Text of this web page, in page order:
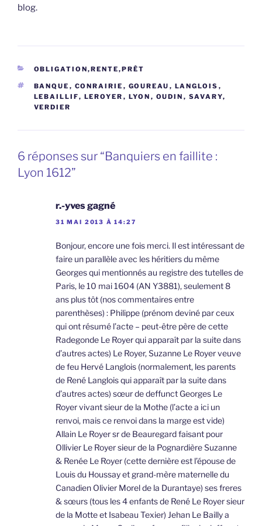
blog.
CATÉGORIES
OBLIGATION,RENTE,PRÊT
ÉTIQUETTES
BANQUE , CONRAIRIE , GOUREAU , LANGLOIS ,
LEBAILLIF, LEROYER , LYON , OUDIN , SAVARY,
VERDIER
6 réponses sur “Banquiers en faillite :
Lyon 1612”
r.-yves gagné
31 MAI 2013 À 14:27
Bonjour, encore une fois merci. Il est intéressant de
faire un parallèle avec les héritiers du même
Georges qui mentionnés au registre des tutelles de
Paris, le 10 mai 1604 (AN Y3881), seulement 8
ans plus tôt (nos commentaires entre
parenthèses) : Philippe (prénom deviné par ceux
qui ont résumé l’acte – peut-être père de cette
Radegonde Le Royer qui apparaît par la suite dans
d’autres actes) Le Royer, Suzanne Le Royer veuve
de feu Hervé Langlois (normalement, les parents
de René Langlois qui apparaît par la suite dans
d’autres actes) sœur de deffunct Georges Le
Royer vivant sieur de la Mothe (l’acte a ici un
renvoi, mais ce renvoi dans la marge est vide)
Allain Le Royer sr de Beauregard faisant pour
Ollivier Le Royer sieur de la Pognardière Suzanne
& Renée Le Royer (cette dernière est l’épouse de
Louis du Houssay et grand-mère maternelle du
Canadien Olivier Morel de la Durantaye) ses freres
& sœurs (tous les 4 enfants de René Le Royer sieur
de la Motte et Isabeau Texier) Jehan Le Bailly a